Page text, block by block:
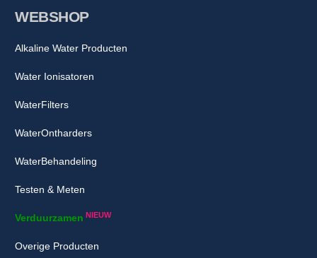
WEBSHOP
Alkaline Water Producten
Water Ionisatoren
WaterFilters
WaterOntharders
WaterBehandeling
Testen & Meten
Verduurzamen NIEUW
Overige Producten